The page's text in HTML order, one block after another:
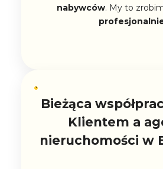
nabywców. My to
Bieżąca
Klientem a
nieruchomości w